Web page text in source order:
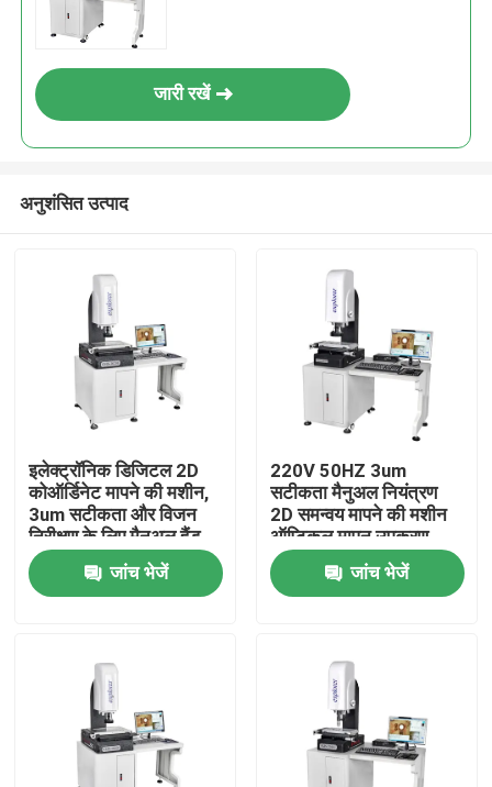
घर
हमारे बारे में
जारी रखें
अनुशंसित उत्पाद
इलेक्ट्रॉनिक डिजिटल 2D
कोऑर्डिनेट मापने की मशीन,
3um सटीकता और विजन
निरीक्षण के लिए मैनुअल हैंड
कंट्रोल, 220V 50HZ
जांच भेजें
220V 50HZ 3um
सटीकता मैनुअल नियंत्रण
2D समन्वय मापने की मशीन
ऑप्टिकल मापन उपकरण
जांच भेजें